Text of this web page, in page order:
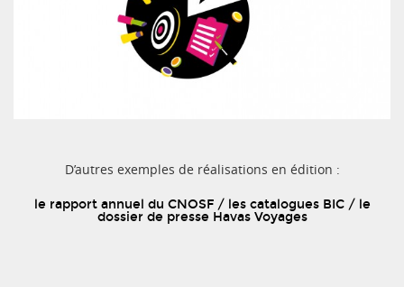
D’autres exemples de réalisations en édition :
le rapport annuel du CNOSF/ les catalogues BIC/ le
dossier de presse Havas Voyages